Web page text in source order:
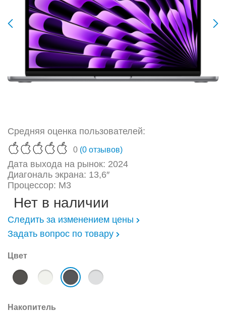
Средняя оценка пользователей:
0 (0 отзывов)
Дата выхода на рынок: 2024
Диагональ экрана: 13,6″
Процессор: M3
Нет в наличии
Следить за изменением цены
Задать вопрос по товару
Цвет
Накопитель